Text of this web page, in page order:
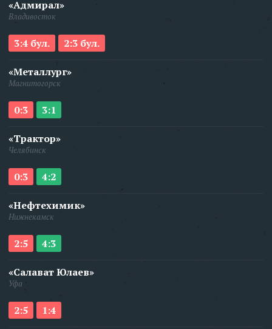
«Адмирал»
Владивосток
3:4 бул. 2:3 бул.
«Металлург»
Магнитогорск
0:3 3:1
«Трактор»
Челябинск
0:3 4:2
«Нефтехимик»
Нижнекамск
2:5 4:3
«Салават Юлаев»
Уфа
2:5 1:4